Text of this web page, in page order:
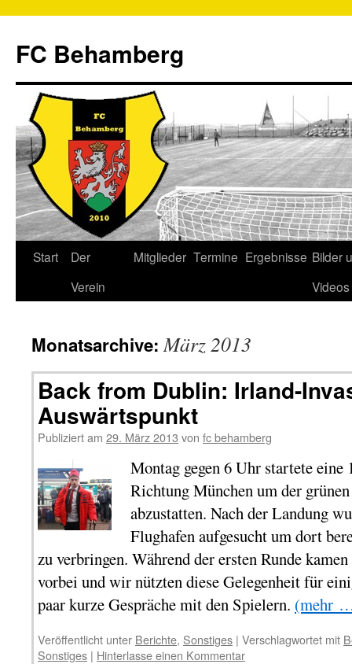
FC Behamberg
Start
Der
Verein
Mitglieder Termine Ergebnisse Bilder
Videos
Monatsarchive:März 2013
Back from Dublin: Irland-
Auswärtspunkt
Publiziert am 29. März 2013 von fc behamberg
Montag gegen 6 Uhr startete eine
Richtung München um der
abzustatten. Nach der Landung
Flughafen aufgesucht um dort
zu verbringen. Während der ersten Runde
vorbei und wir nützten diese Gelegenheit für
paar kurze Gespräche mit den Spielern. (mehr
Veröffentlicht unter Berichte, Sonstiges | Verschlagwortet mit
Sonstiges | Hinterlasse einen Kommentar